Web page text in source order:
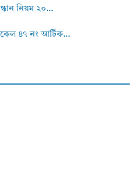
নিয়ম ২০...
৪৭ নং আর্টিক...